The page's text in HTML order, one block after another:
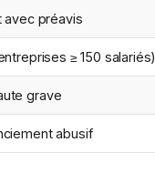
avec préavis
≥ 150 salariés)
grave
abusif